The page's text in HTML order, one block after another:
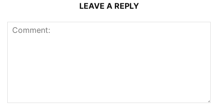
LEAVE A REPLY